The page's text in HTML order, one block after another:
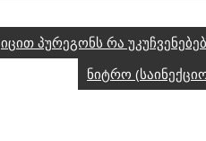
იცით პურეგონს რა
ნიტრო